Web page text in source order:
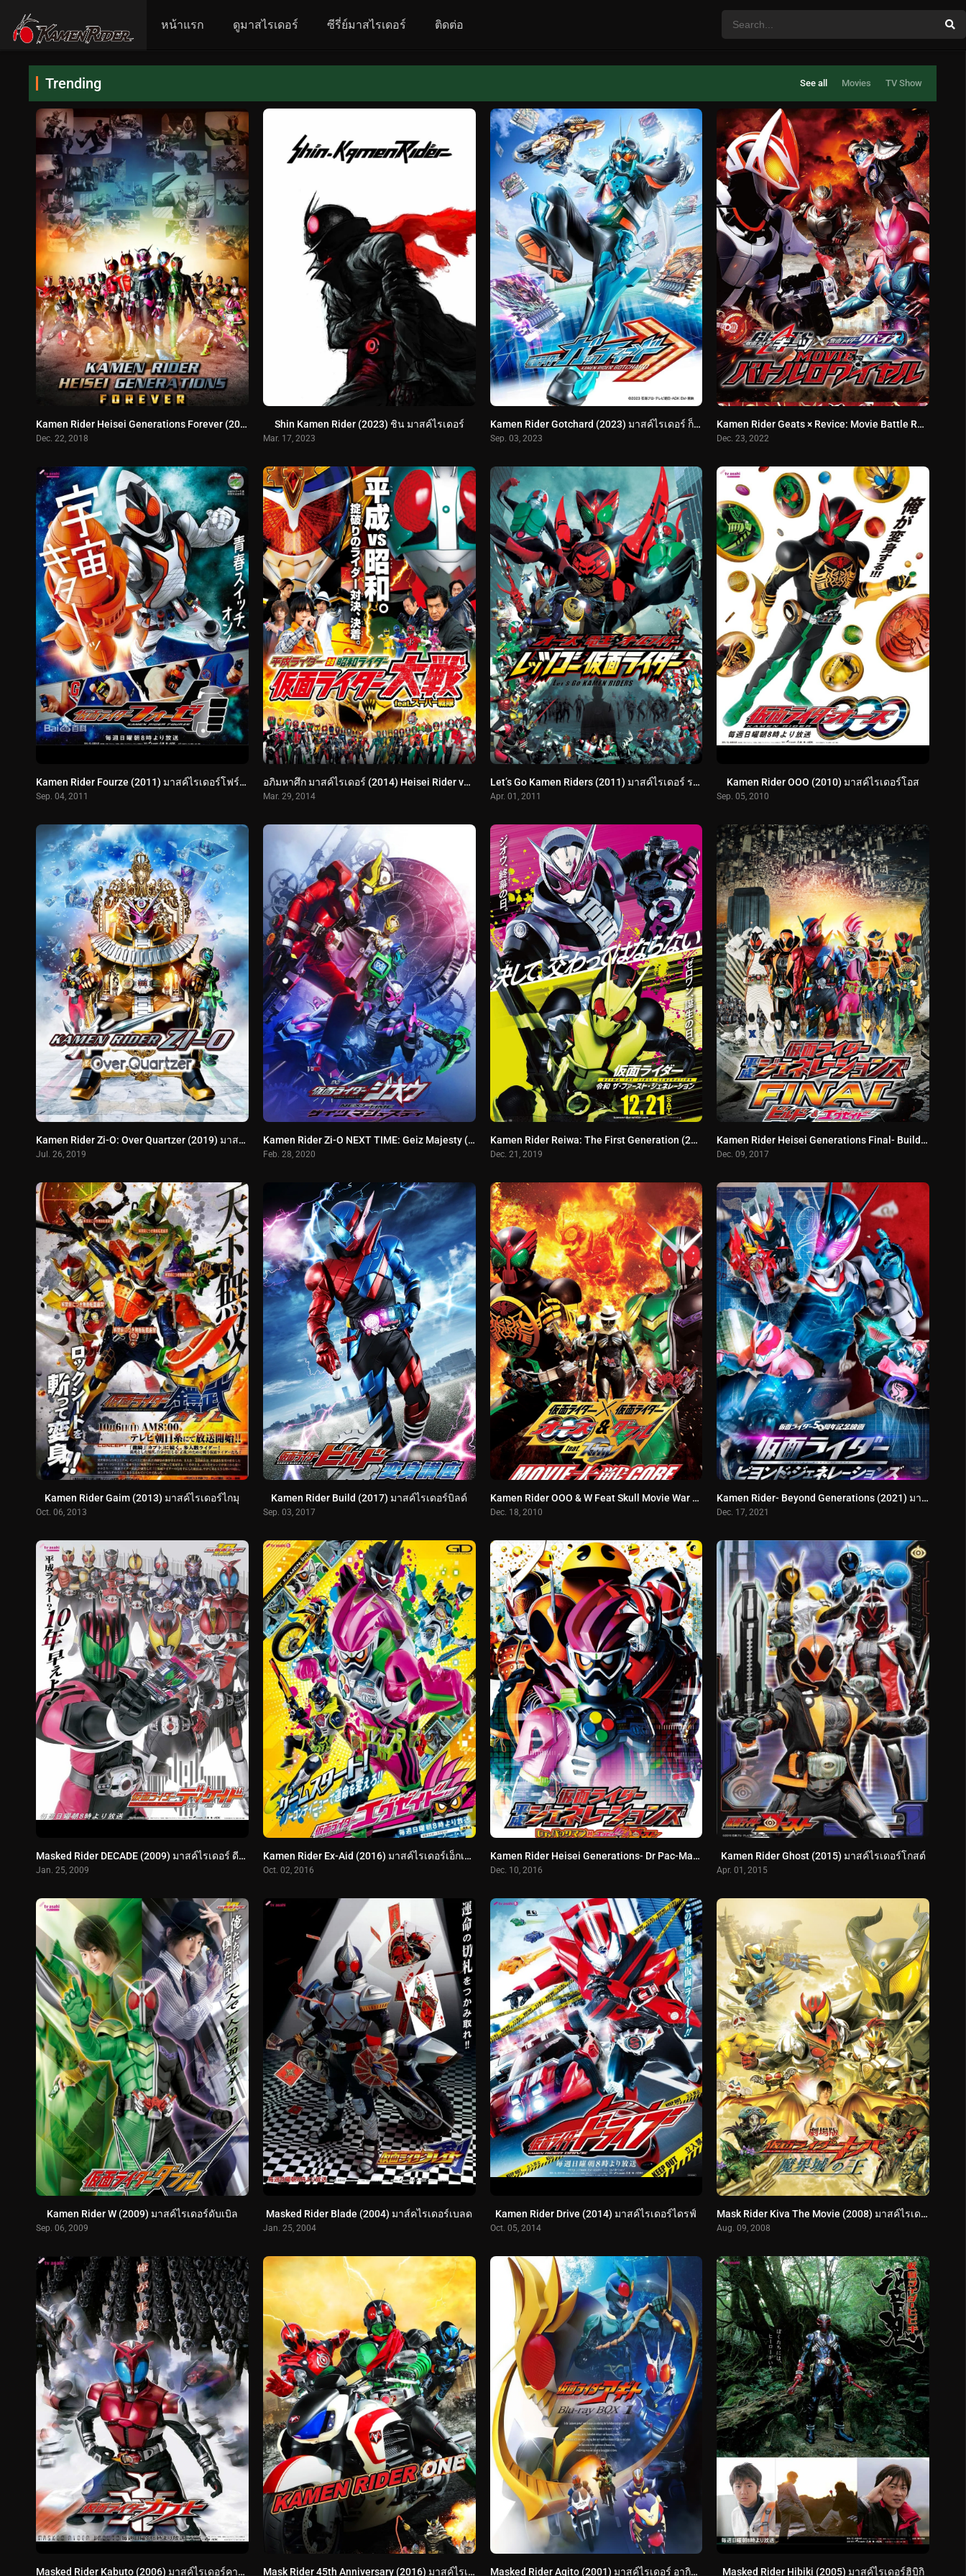
หน้าแรก ดูมาสไรเดอร์ ซีรี่ย์มาสไรเดอร์ ติดต่อ
Trending See all Movies TV Show
Kamen Rider Heisei Generations Forever (2018) รวมพลังมาสค์ไรเดอร์ ฟอร์เอเวอร์ พากษ์ไทย
Dec. 22, 2018
Shin Kamen Rider (2023) ชิน มาสค์ไรเดอร์
Mar. 17, 2023
Kamen Rider Gotchard (2023) มาสค์ไรเดอร์ ก็อตชาร์ด
Sep. 03, 2023
Kamen Rider Geats × Revice: Movie Battle Royale (2022) มาสค์ไรเดอร์ กีทส์ X รีไวซ์- มูฟวี่ แบทเทิลรอยัล
Dec. 23, 2022
Kamen Rider Fourze (2011) มาสค์ไรเดอร์โฟร์เซ
Sep. 04, 2011
อภิมหาศึก มาสค์ไรเดอร์ (2014) Heisei Rider vs. Showa Rider: Kamen Rider Wars feat. Super Sentai
Mar. 29, 2014
Let’s Go Kamen Riders (2011) มาสค์ไรเดอร์ รวมพลังผ่ามิติกู้โลก พากย์ไทย
Apr. 01, 2011
Kamen Rider OOO (2010) มาสค์ไรเดอร์โอส
Sep. 05, 2010
Kamen Rider Zi-O: Over Quartzer (2019) มาสค์ไรเดอร์จีโอ เดอะมูวี่ พากย์ไทย
Jul. 26, 2019
Kamen Rider Zi-O NEXT TIME: Geiz Majesty (2020) มาสค์ไรเดอร์ จีโอ Next Time – เกซ มาเจสตี้
Feb. 28, 2020
Kamen Rider Reiwa: The First Generation (2019) มาสค์ไรเดอร์ กำเนิดใหม่ไอ้มดแดงยุคเรย์วะ พากย์ไทย
Dec. 21, 2019
Kamen Rider Heisei Generations Final- Build & Ex-Aid with Legend Rider (2017) รวมพลมาสค์ไรเดอร์ FINAL บิลด์ & เอ็กเซด และลีเจนด์ไรเดอร์
Dec. 09, 2017
Kamen Rider Gaim (2013) มาสค์ไรเดอร์ไกมุ
Oct. 06, 2013
Kamen Rider Build (2017) มาสค์ไรเดอร์บิลด์
Sep. 03, 2017
Kamen Rider OOO & W Feat Skull Movie War Core มาสค์ไรเดอร์โอส แอนด์ ดับเบิล ฟีเจอริ่ง สคัล มูฟวี่ไทเซ็น พากย์ไทย
Dec. 18, 2010
Kamen Rider- Beyond Generations (2021) มาสค์ไรเดอร์ ศึกไอ้มดแดงข้ามศตวรรษ
Dec. 17, 2021
Masked Rider DECADE (2009) มาสค์ไรเดอร์ ดีเคด
Jan. 25, 2009
Kamen Rider Ex-Aid (2016) มาสค์ไรเดอร์เอ็กเซด
Oct. 02, 2016
Kamen Rider Heisei Generations- Dr Pac-Man vs Ex-Aid & Ghost with Legend Rider (2016) รวมพล 5 มาสค์ไรเดอร์ ปะทะ ดร แพ็คแมน พากษ์ไทย
Dec. 10, 2016
Kamen Rider Ghost (2015) มาสค์ไรเดอร์โกสต์
Apr. 01, 2015
Kamen Rider W (2009) มาสค์ไรเดอร์ดับเบิล
Sep. 06, 2009
Masked Rider Blade (2004) มาส์คไรเดอร์เบลด
Jan. 25, 2004
Kamen Rider Drive (2014) มาสค์ไรเดอร์ไดรฟ์
Oct. 05, 2014
Mask Rider Kiva The Movie (2008) มาสค์ไรเดอร์ คิบะ เดอะมูวี่ พากย์ไทย
Aug. 09, 2008
Masked Rider Kabuto (2006) มาสค์ไรเดอร์คาบูโตะ Mask Rider 45th Anniversary (2016) มาสค์ไรเดอร์ หมายเลข 1 ไอ้มดแดงอาละวาด พากย์ไทย Masked Rider Agito (2001) มาสค์ไรเดอร์ อากิโตะ Masked Rider Hibiki (2005) มาสค์ไรเดอร์ฮิบิกิ